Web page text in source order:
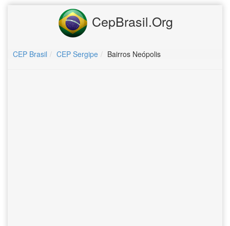
CepBrasil.Org
CEP Brasil CEP Sergipe Bairros Neópolis